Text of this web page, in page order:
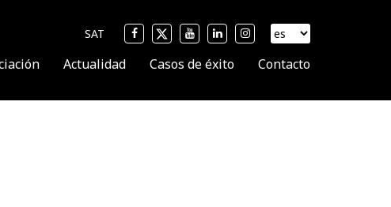
SAT
Actualidad Casos de éxito Contacto